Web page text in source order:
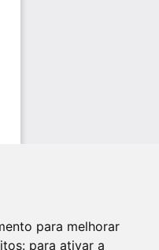
para melhorar
para ativar a